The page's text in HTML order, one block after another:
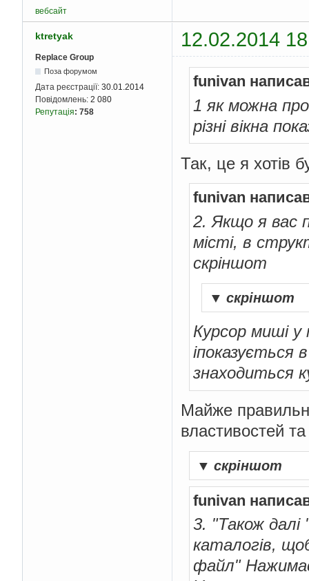
вебсайт
ktretyak 12.02.2014
Replace Group
Поза форумом
Дата реєстрації: 30.01.2014
Повідомлень: 2 080
Репутація: 758
funivan
1 як можна
різні вікна
Так, це я хотів
funivan
2. Якщо я вас
місті, в
скріншот
▼ скріншот
Курсор миші у
іпоказується
знаходиться
Майже
властивостей та
▼ скріншот
funivan
3. "Також далі
каталогів,
файл"